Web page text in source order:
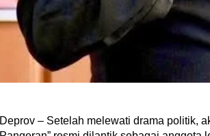
Deprov – Setelah melewati drama politik,